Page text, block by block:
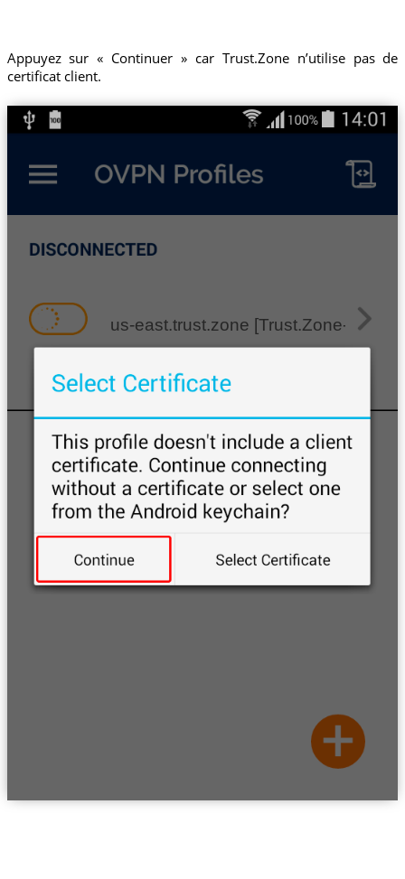
Appuyez sur « Continuer » car Trust.Zone n’utilise pas de
certificat client.
us-east.trust.zone [Trust.Zone-